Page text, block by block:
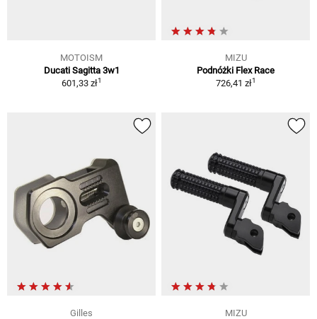
MOTOISM
Ducati Sagitta 3w1
601,33 zł1
MIZU
Podnóżki Flex Race
726,41 zł1
Gilles
MIZU